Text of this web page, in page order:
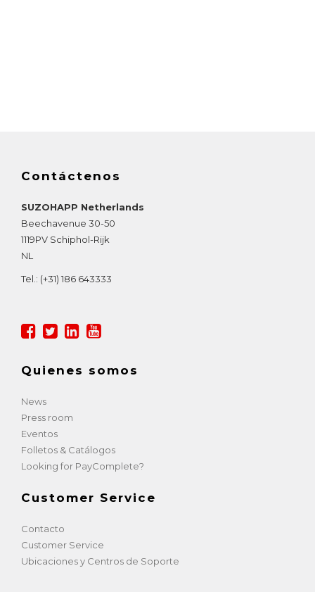
Contáctenos
SUZOHAPP Netherlands
Beechavenue 30-50
1119PV Schiphol-Rijk
NL
Tel.: (+31) 186 643333
Quienes somos
News
Press room
Eventos
Folletos & Catálogos
Looking for PayComplete?
Customer Service
Contacto
Customer Service
Ubicaciones y Centros de Soporte